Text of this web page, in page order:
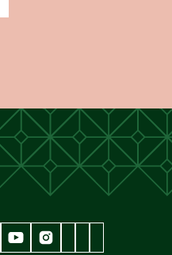
Museum Jan Cunen
googleplus Museum Jan Cunen